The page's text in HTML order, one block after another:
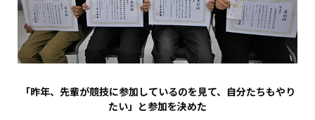
「昨年、先輩が競技に参加しているのを見て、自分たちもやり
たい」と参加を決めた